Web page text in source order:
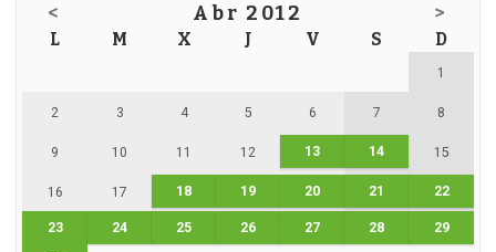
< Abr 2012 >
L M X J V S D
1
2 3 4 5 6 7 8
9 10 11 12 13 14 15
16 17 18 19 20 21 22
23 24 25 26 27 28 29